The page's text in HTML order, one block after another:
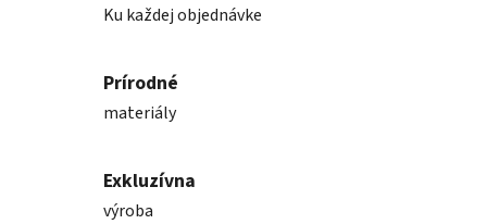
Ku každej objednávke
Prírodné
materiály
Exkluzívna
výroba